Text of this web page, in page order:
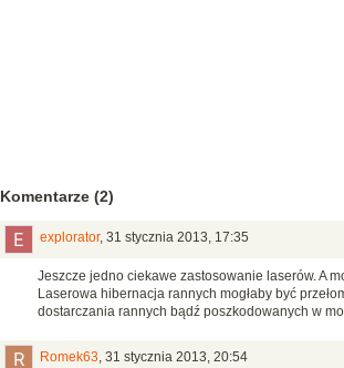
Komentarze (2)
explorator, 31 stycznia 2013, 17:35
Jeszcze jedno ciekawe zastosowanie laserów. A
Laserowa hibernacja rannych mogłaby być
dostarczania rannych bądź poszkodowanych w
Romek63, 31 stycznia 2013, 20:54